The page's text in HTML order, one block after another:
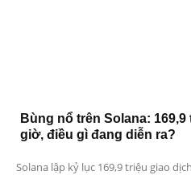
Bùng nổ trên Solana:
giờ, điều gì đang diễn ra?
Solana lập kỷ lục 169,9 triệu giao